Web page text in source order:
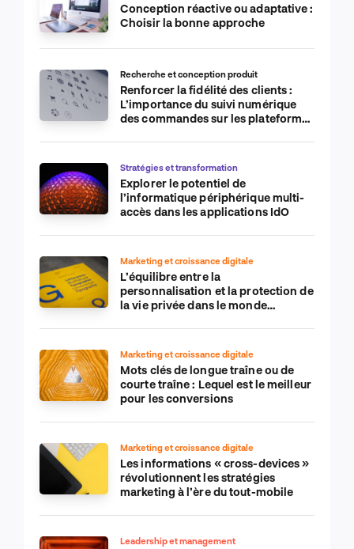
Conception réactive ou adaptative :
Choisir la bonne approche
Recherche et conception produit
Renforcer la fidélité des clients :
L’importance du suivi numérique
des commandes sur les plateformes
Stratégies et transformation
Explorer le potentiel de
l’informatique périphérique multi-
accès dans les applications IdO
Marketing et croissance digitale
L’équilibre entre la
personnalisation et la protection de
la vie privée dans le monde
Marketing et croissance digitale
Mots clés de longue traîne ou de
courte traîne : Lequel est le meilleur
pour les conversions
Marketing et croissance digitale
Les informations « cross-devices »
révolutionnent les stratégies
marketing à l’ère du tout-mobile
Leadership et management